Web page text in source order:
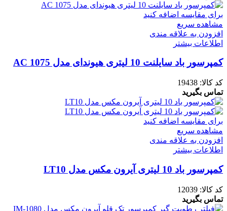
برای مقایسه اضافه کنید
مشاهده سریع
افزودن به علاقه مندی
اطلاعات بیشتر
کمپرسور باد سایلنت 10 لیتری هیوندای مدل AC 1075
کد کالا: 19438
تماس بگیرید
برای مقایسه اضافه کنید
مشاهده سریع
افزودن به علاقه مندی
اطلاعات بیشتر
کمپرسور باد 10 لیتری آیرون مکس مدل LT10
کد کالا: 12039
تماس بگیرید